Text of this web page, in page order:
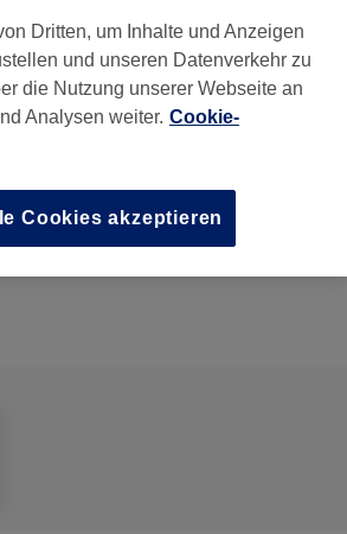
Dritten, um Inhalte und Anzeigen
und unseren Datenverkehr zu
die Nutzung unserer Webseite an
Analysen weiter. Cookie-
Cookies akzeptieren